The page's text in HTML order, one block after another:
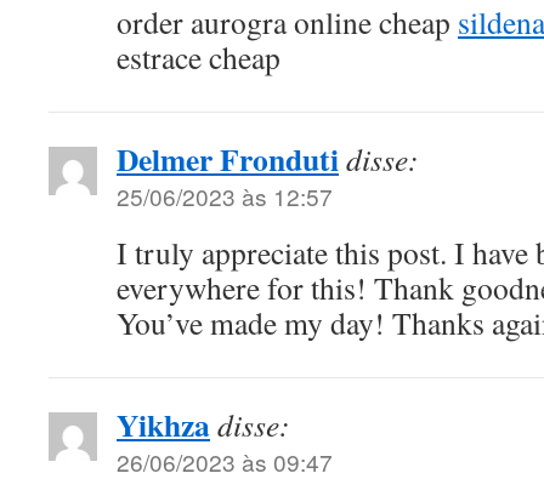
order aurogra online cheap
estrace cheap
Delmer Frondutidisse:
25/06/2023 às 12:57
I truly appreciate this post. I have
everywhere for this! Thank
You’ve made my day! Thanks
Yikhzadisse:
26/06/2023 às 09:47